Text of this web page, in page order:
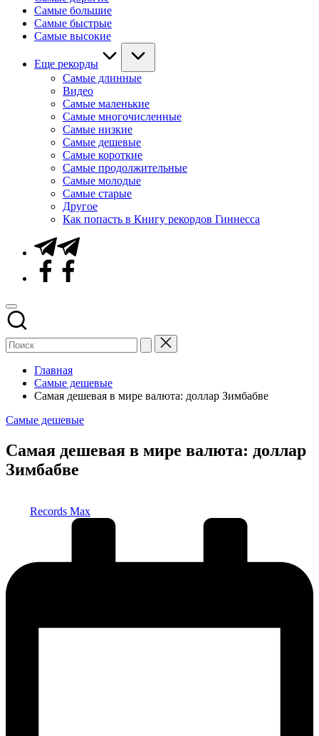
Самые большие
Самые быстрые
Самые высокие
Еще рекорды
Самые длинные
Видео
Самые маленькие
Самые многочисленные
Самые низкие
Самые дешевые
Самые короткие
Самые продолжительные
Самые молодые
Самые старые
Другое
Как попасть в Книгу рекордов Гиннесса
Telegram
Facebook
Главная
Самые дешевые
Самая дешевая в мире валюта: доллар Зимбабве
Опубликовано
Самые дешевые
Самая дешевая в мире валюта: доллар
Зимбабве
Records Max